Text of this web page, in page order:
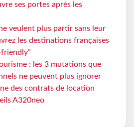
ses portes après les
veulent plus partir sans leur
les destinations françaises
friendly”
: les 3 mutations que
ne peuvent plus ignorer
des contrats de location
A320neo